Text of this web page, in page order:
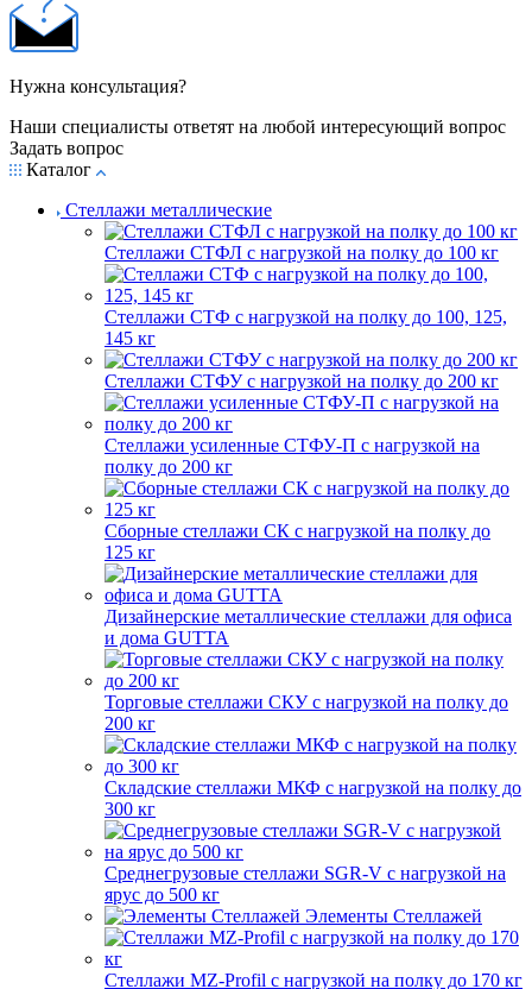
Нужна консультация?
Наши специалисты ответят на любой интересующий вопрос
Задать вопрос
Каталог
Стеллажи металлические
Стеллажи СТФЛ с нагрузкой на полку до 100 кг
Стеллажи СТФ с нагрузкой на полку до 100, 125,
145 кг
Стеллажи СТФУ с нагрузкой на полку до 200 кг
Стеллажи усиленные СТФУ-П с нагрузкой на
полку до 200 кг
Сборные стеллажи СК с нагрузкой на полку до
125 кг
Дизайнерские металлические стеллажи для офиса
и дома GUTTA
Торговые стеллажи СКУ с нагрузкой на полку до
200 кг
Складские стеллажи МКФ с нагрузкой на полку до
300 кг
Среднегрузовые стеллажи SGR-V с нагрузкой на
ярус до 500 кг
Элементы Стеллажей
Стеллажи MZ-Profil с нагрузкой на полку до 170 кг